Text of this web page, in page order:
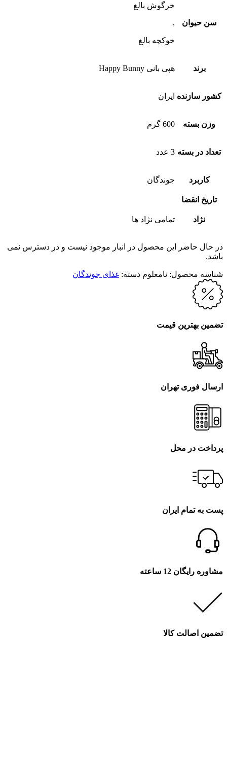
سن حیوان
خرگوش بالغ
,
خوکچه بالغ
برند هپی بانی Happy Bunny
کشور سازنده ایران
وزن بسته 600 گرم
تعداد در بسته 3 عدد
کاربرد جوندگان
تاریخ انقضا
نژاد تمامی نژاد ها
در حال حاضر این محصول در انبار موجود نیست و در دسترس نمی
باشد.
شناسه محصول: نامعلوم دسته: غذای جوندگان
تضمین بهترین قیمت
ارسال فوری تهران
پرداخت در محل
پست به تمام ایران
مشاوره رایگان 12 ساعته
تضمین اصالت کالا